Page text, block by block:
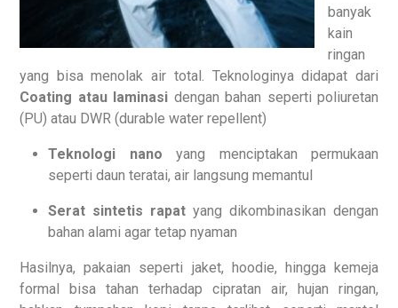
banyak
kain
ringan
yang bisa menolak air total. Teknologinya didapat dari
Coating atau laminasi dengan bahan seperti poliuretan
(PU) atau DWR (durable water repellent)
Teknologi nano yang menciptakan permukaan
seperti daun teratai, air langsung memantul
Serat sintetis rapat yang dikombinasikan dengan
bahan alami agar tetap nyaman
Hasilnya, pakaian seperti jaket, hoodie, hingga kemeja
formal bisa tahan terhadap cipratan air, hujan ringan,